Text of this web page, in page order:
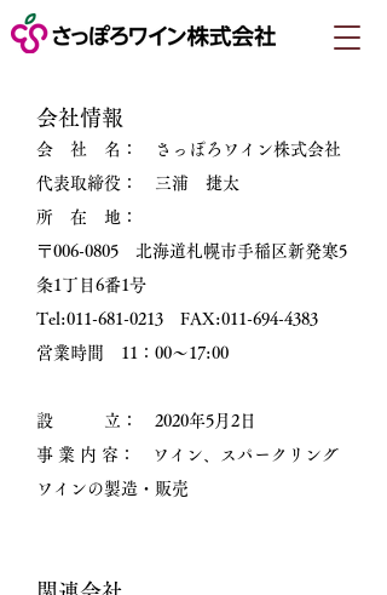
​会社情報
会 社 名： さっぽろワイン株式会社
代表取締役： 三浦 捷太
所 在 地：
〒006-0805 北海道札幌市手稲区新発寒5
条1丁目6番1号
Tel:011-681-0213 FAX:011-694-4383
​営業時間 11：00～17:00
設 立： 2020年5月2日​
事 業 内 容： ワイン、スパークリング
ワインの製造・販売